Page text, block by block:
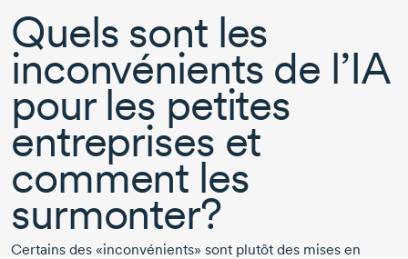
Quels sont les
inconvénients de l’IA
pour les petites
entreprises et
comment les
surmonter?
Certains des «inconvénients» sont plutôt des mises en